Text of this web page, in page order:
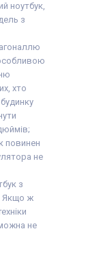
ноутбук,
з
хто
повинен
не
з
Якщо ж
не